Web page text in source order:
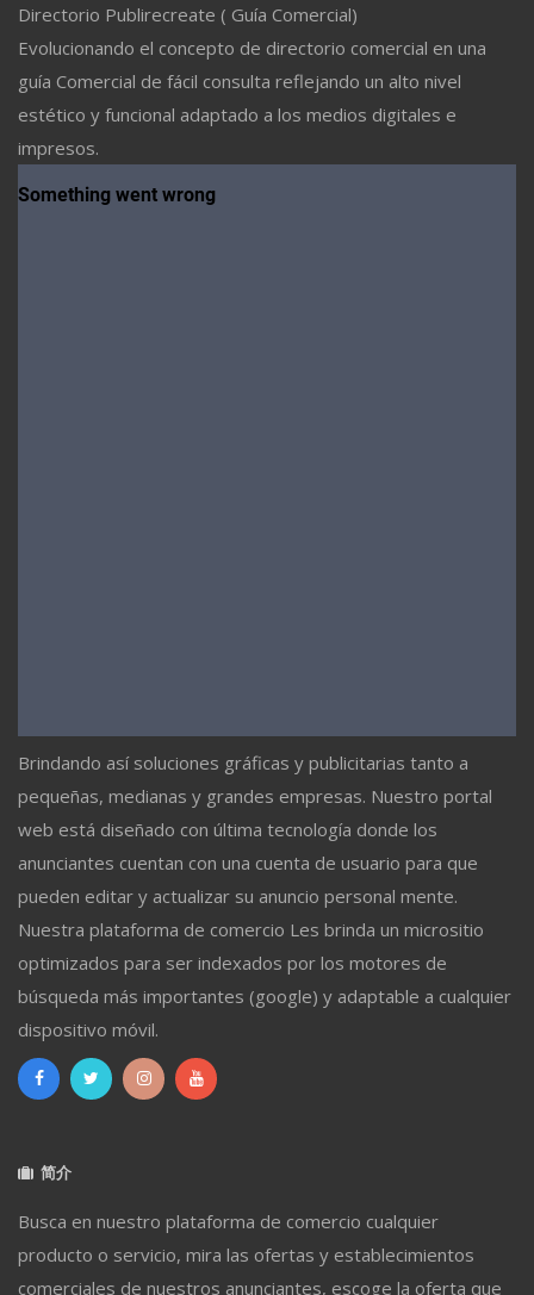
Directorio Publirecreate ( Guía Comercial)
Evolucionando el concepto de directorio comercial en una
guía Comercial de fácil consulta reflejando un alto nivel
estético y funcional adaptado a los medios digitales e
impresos.
Brindando así soluciones gráficas y publicitarias tanto a
pequeñas, medianas y grandes empresas. Nuestro portal
web está diseñado con última tecnología donde los
anunciantes cuentan con una cuenta de usuario para que
pueden editar y actualizar su anuncio personal mente.
Nuestra plataforma de comercio Les brinda un micrositio
optimizados para ser indexados por los motores de
búsqueda más importantes (google) y adaptable a cualquier
dispositivo móvil.
简介
Busca en nuestro plataforma de comercio cualquier
producto o servicio, mira las ofertas y establecimientos
comerciales de nuestros anunciantes, escoge la oferta que